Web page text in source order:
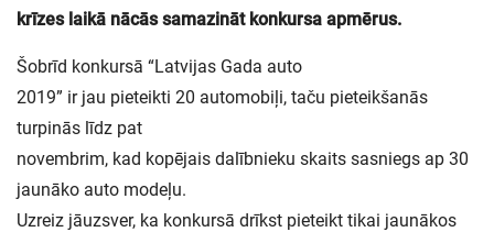
krīzes laikā nācās samazināt konkursa apmērus.
Šobrīd konkursā “Latvijas Gada auto
2019” ir jau pieteikti 20 automobiļi, taču pieteikšanās
turpinās līdz pat
novembrim, kad kopējais dalībnieku skaits sasniegs ap 30
jaunāko auto modeļu.
Uzreiz jāuzsver, ka konkursā drīkst pieteikt tikai jaunākos